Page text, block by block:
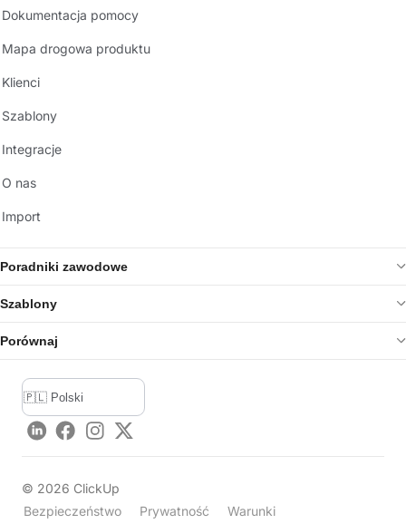
Dokumentacja pomocy
Mapa drogowa produktu
Klienci
Szablony
Integracje
O nas
Import
Poradniki zawodowe
Szablony
Porównaj
LinkedInFacebook
Instagram
Twitter
© 2026 ClickUp
Bezpieczeństwo
Prywatność Warunki